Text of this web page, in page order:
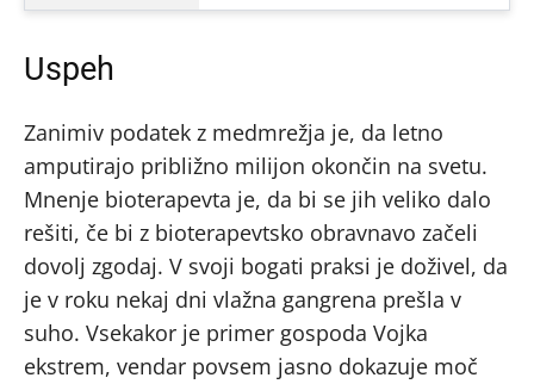
Uspeh
Zanimiv podatek z medmrežja je, da letno
amputirajo približno milijon okončin na svetu.
Mnenje bioterapevta je, da bi se jih veliko dalo
rešiti, če bi z bioterapevtsko obravnavo začeli
dovolj zgodaj. V svoji bogati praksi je doživel, da
je v roku nekaj dni vlažna gangrena prešla v
suho. Vsekakor je primer gospoda Vojka
ekstrem, vendar povsem jasno dokazuje moč